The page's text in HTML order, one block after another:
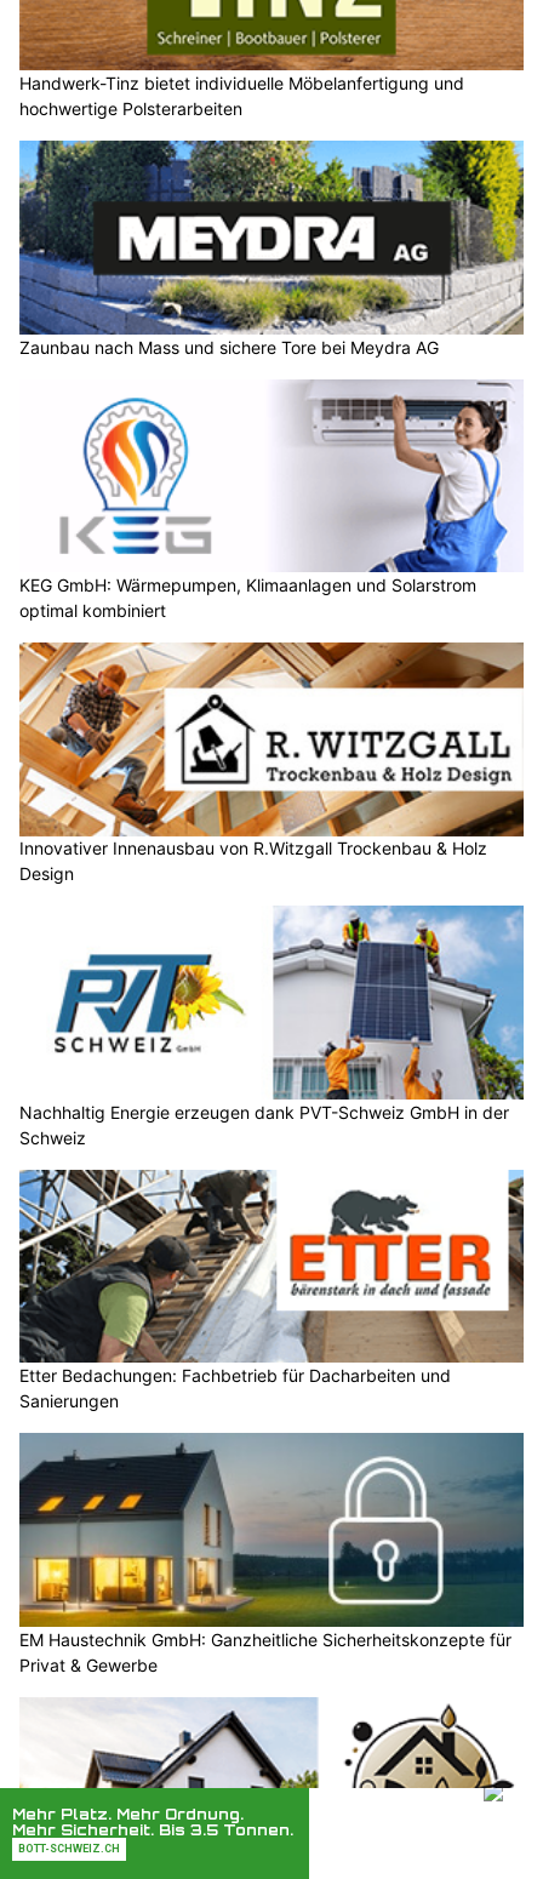
Handwerk-Tinz bietet individuelle Möbelanfertigung und
hochwertige Polsterarbeiten
Zaunbau nach Mass und sichere Tore bei Meydra AG
KEG GmbH: Wärmepumpen, Klimaanlagen und Solarstrom
optimal kombiniert
Innovativer Innenausbau von R.Witzgall Trockenbau & Holz
Design
Nachhaltig Energie erzeugen dank PVT-Schweiz GmbH in der
Schweiz
Etter Bedachungen: Fachbetrieb für Dacharbeiten und
Sanierungen
EM Haustechnik GmbH: Ganzheitliche Sicherheitskonzepte für
Privat & Gewerbe